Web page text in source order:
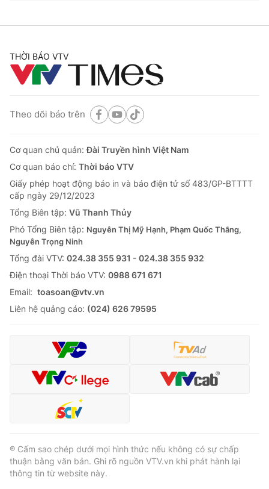
THỜI BÁO VTV
Theo dõi báo trên
Cơ quan chủ quản:Đài Truyền hình Việt Nam
Cơ quan báo chí: Thời báo VTV
Giấy phép hoạt động báo in và báo điện tử số 483/GP-BTTTT
cấp ngày 29/12/2023
Tổng Biên tập: Vũ Thanh Thủy
Phó Tổng Biên tập: Nguyễn Thị Mỹ Hạnh, Phạm Quốc Thắng,
Nguyễn Trọng Ninh
Tổng đài VTV: 024.38 355 931 - 024.38 355 932
Ðiện thoại Thời báo VTV: 0988 671 671
Email: toasoan@vtv.vn
Liên hệ quảng cáo: (024) 626 79595
® Cấm sao chép dưới mọi hình thức nếu không có sự chấp
thuận bằng văn bản. Ghi rõ nguồn VTV.vn khi phát hành lại
thông tin từ website này.